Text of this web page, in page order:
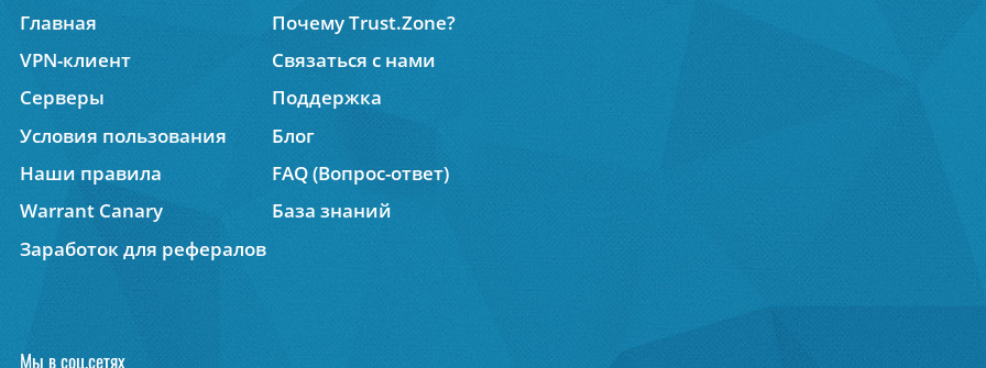
Главная
Почему Trust.Zone?
VPN-клиент
Связаться с нами
Серверы
Поддержка
Условия пользования
Блог
Наши правила
FAQ (Вопрос-ответ)
Warrant Canary
База знаний
Заработок для рефералов
Мы в соц.сетях